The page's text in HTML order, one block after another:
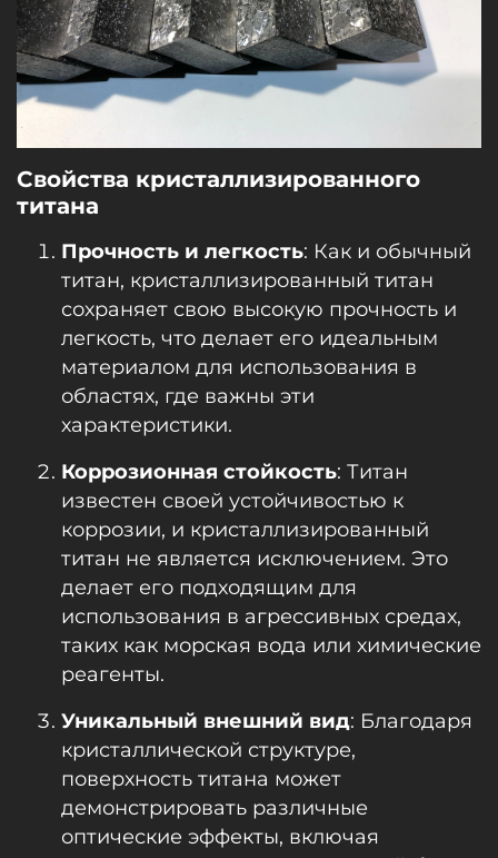
Свойства кристаллизированного
титана
Прочность и легкость: Как и обычный
титан, кристаллизированный титан
сохраняет свою высокую прочность и
легкость, что делает его идеальным
материалом для использования в
областях, где важны эти
характеристики.
Коррозионная стойкость: Титан
известен своей устойчивостью к
коррозии, и кристаллизированный
титан не является исключением. Это
делает его подходящим для
использования в агрессивных средах,
таких как морская вода или химические
реагенты.
Уникальный внешний вид: Благодаря
кристаллической структуре,
поверхность титана может
демонстрировать различные
оптические эффекты, включая